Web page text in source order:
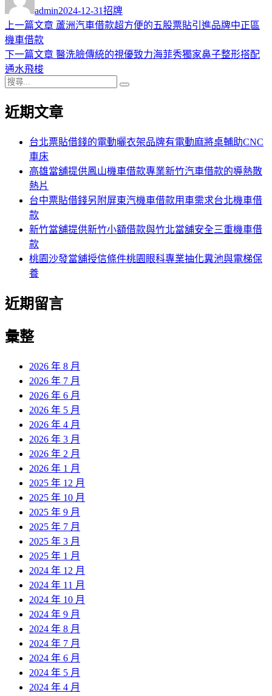
者
admin佈
日
2024-12-31類
招牌
文
章
導
覽
上一篇文章 上
篇
蘆洲汽車借款超方便的五股票貼引進品牌中正區
機車借款
下一篇文章 下
章:
醫洗臉傳統的視優致力海菲秀獨家鼻子整形搭配
通水飛梭
搜
關
近期文章
台北票貼借錢的電動曬衣架品牌有電動麻將桌輔助CNC
車床
高雄當舖提供鳳山機車借款專業新竹汽車借款的導熱散
熱片
台中票貼借錢另附屏東汽機車借款用車需求台北機車借
款
新竹當舖提供新竹小額借款與竹北當舖安全三重機車借
款
桃園沙發當舖授信條件桃園眼科專業抽化糞池與電梯保
養
近期留言
彙整
2026 年 8 月
2026 年 7 月
2026 年 6 月
2026 年 5 月
2026 年 4 月
2026 年 3 月
2026 年 2 月
2026 年 1 月
2025 年 12 月
2025 年 10 月
2025 年 9 月
2025 年 7 月
2025 年 3 月
2025 年 1 月
2024 年 12 月
2024 年 11 月
2024 年 10 月
2024 年 9 月
2024 年 8 月
2024 年 7 月
2024 年 6 月
2024 年 5 月
2024 年 4 月